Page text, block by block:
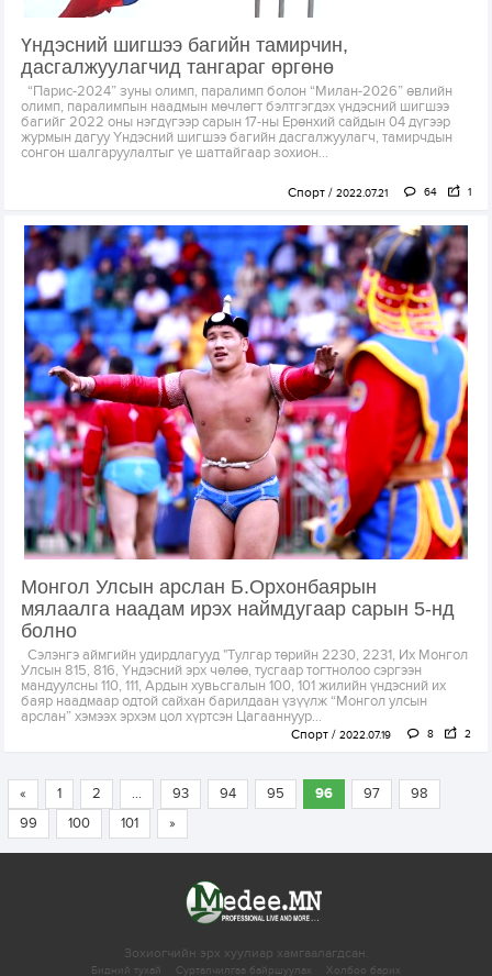
Үндэсний шигшээ багийн тамирчин,
дасгалжуулагчид тангараг өргөнө
“Парис-2024” зуны олимп, паралимп болон “Милан-2026” өвлийн
олимп, паралимпын наадмын мөчлөгт бэлтгэгдэх үндэсний шигшээ
багийг 2022 оны нэгдүгээр сарын 17-ны Ерөнхий сайдын 04 дүгээр
журмын дагуу Үндэсний шигшээ багийн дасгалжуулагч, тамирчдын
сонгон шалгаруулалтыг үе шаттайгаар зохион...
Спорт 2022.07.21 64 1
Монгол Улсын арслан Б.Орхонбаярын
мялаалга наадам ирэх наймдугаар сарын 5-нд
болно
Сэлэнгэ аймгийн удирдлагууд "Тулгар төрийн 2230, 2231, Их Монгол
Улсын 815, 816, Үндэсний эрх чөлөө, тусгаар тогтнолоо сэргээн
мандуулсны 110, 111, Ардын хувьсгалын 100, 101 жилийн үндэсний их
баяр наадмаар одтой сайхан барилдаан үзүүлж “Монгол улсын
арслан” хэмээх эрхэм цол хүртсэн Цагааннуур...
Спорт 2022.07.19 8 2
« 1 2 ... 93 94 95 96 97
98
99
100 101 »
Зохиогчийн эрх хуулиар хамгаалагдсан.
Бидний тухай Сурталчилгаа байршуулах Холбоо барих